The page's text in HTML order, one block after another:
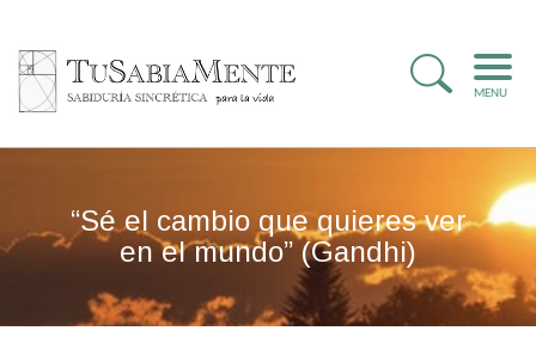
MENU
“Sé el cambio que quieres ver
en el mundo” (Gandhi)